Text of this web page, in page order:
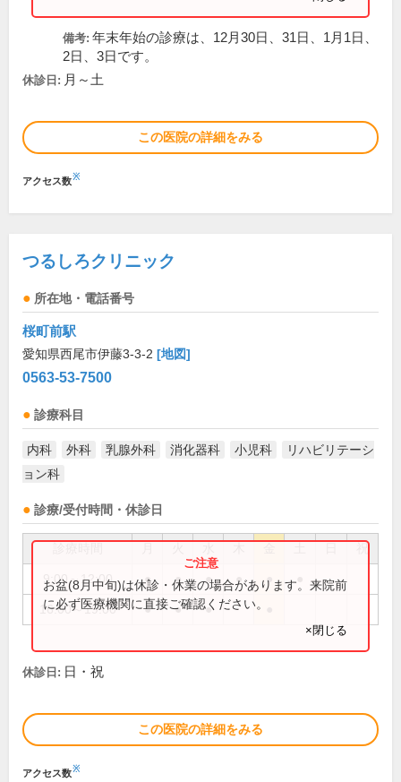
備考: 年末年始の診療は、12月30日、31日、1月1日、
2日、3日です。
休診日: 月～土
この医院の詳細をみる
アクセス数※
つるしろクリニック
所在地・電話番号
桜町前駅
愛知県西尾市伊藤3-3-2 [地図]
0563-53-7500
診療科目
内科 外科 乳腺外科 消化器科 小児科
リハビリテーシ
ョン科
診療/受付時間・休診日
祝
9:00～12:00 ● ● ● ● ●
16:00～19:00 ● ● ●
お盆(8月中旬)は休診・休業の場合があります。来院前
に必ず医療機関に直接ご確認ください。
×閉じる
休診日: 日・祝
この医院の詳細をみる
アクセス数※